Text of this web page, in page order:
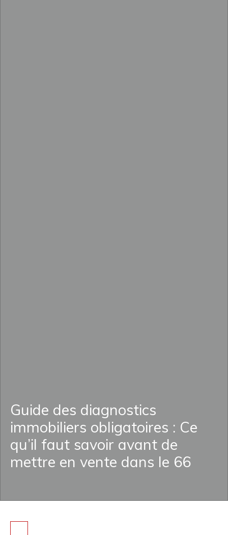
Guide des diagnostics
immobiliers obligatoires : Ce
qu’il faut savoir avant de
mettre en vente dans le 66